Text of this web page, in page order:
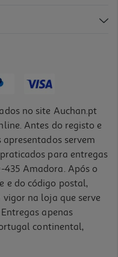
no site Auchan.pt
Antes do registo e
servem
para entregas
Amadora. Após o
e do código postal,
vigor na loja que serve
apenas
continental,